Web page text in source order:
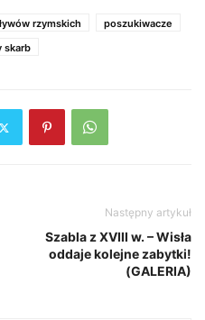
rzymskich
poszukiwacze
skarb
Następny artykuł
Szabla z XVIII w. – Wisła
oddaje kolejne zabytki!
(GALERIA)